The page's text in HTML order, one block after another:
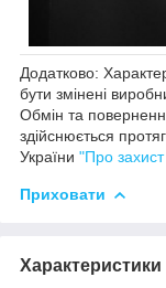
Додатково:
бути змінені
Обмін та
здійснюється
України "Про
Приховати
Характеристики